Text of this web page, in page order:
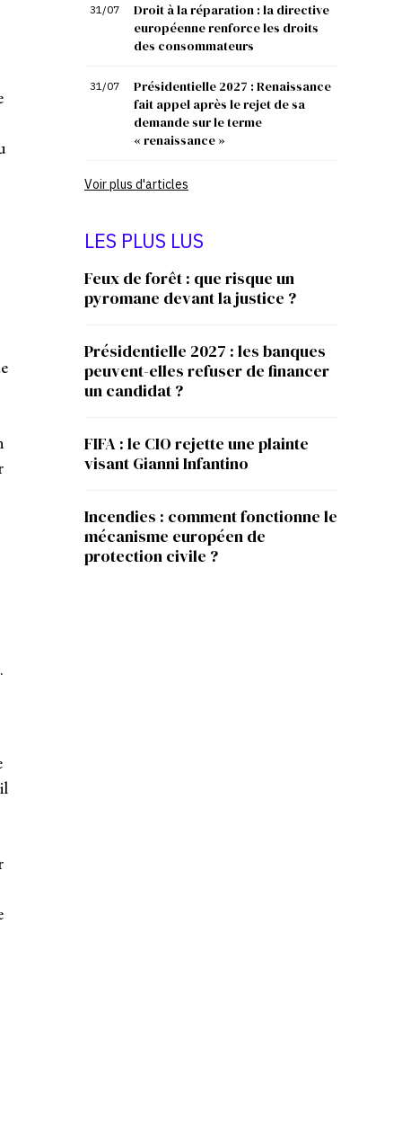
.
31/07
Droit à la réparation : la directive
européenne renforce les droits
des consommateurs
31/07
Présidentielle 2027 : Renaissance
fait appel après le rejet de sa
demande sur le terme
« renaissance »
Voir plus d'articles
LES PLUS LUS
Feux de forêt : que risque un
pyromane devant la justice ?
Présidentielle 2027 : les banques
peuvent-elles refuser de financer
un candidat ?
FIFA : le CIO rejette une plainte
visant Gianni Infantino
Incendies : comment fonctionne le
mécanisme européen de
protection civile ?